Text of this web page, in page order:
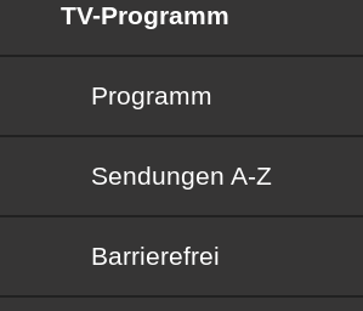
TV-Programm
Programm
Sendungen von A bis Z
Sendungen A-Z
Barrierefrei
Barrierefrei